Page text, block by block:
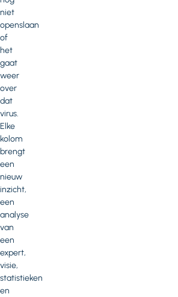
niet
openslaan
of
het
gaat
weer
over
dat
virus.
Elke
kolom
brengt
een
nieuw
inzicht,
een
analyse
van
een
expert,
visie,
statistieken
en